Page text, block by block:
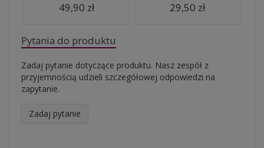
49,90 zł 29,50 zł
Pytania do produktu
Zadaj pytanie dotyczące produktu. Nasz zespół z
przyjemnością udzieli szczegółowej odpowiedzi na
zapytanie.
Zadaj pytanie